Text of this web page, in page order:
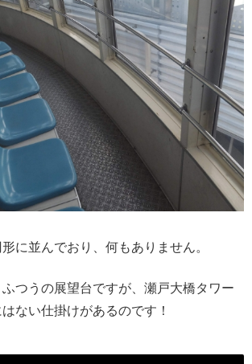
に並んでおり、何もありません。
つうの展望台ですが、瀬戸大橋タワー
ない仕掛けがあるのです！